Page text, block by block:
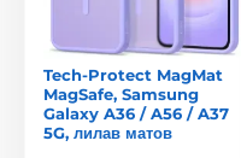
Tech-Protect MagMat
MagSafe, Samsung
Galaxy A36 / A56 / A37
5G, лилав матов